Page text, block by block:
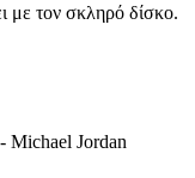
με τον σκληρό δίσκο.
Michael Jordan